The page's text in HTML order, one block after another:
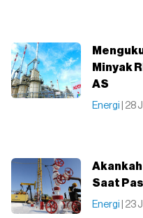
Minyak
AS
Energi | 28
Akankah
Saat
Energi | 23